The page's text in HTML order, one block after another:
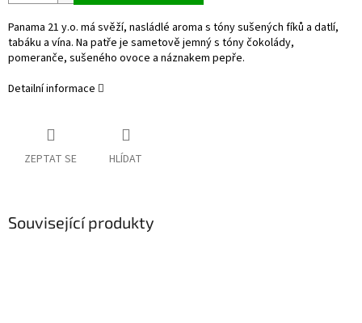
Panama 21 y.o. má svěží, nasládlé aroma s tóny sušených fíků a datlí,
tabáku a vína. Na patře je sametově jemný s tóny čokolády,
pomeranče, sušeného ovoce a náznakem pepře.
Detailní informace
ZEPTAT SE HLÍDAT
Související produkty